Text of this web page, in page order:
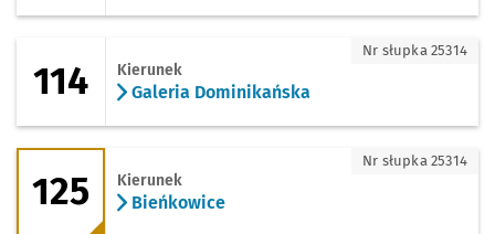
114 - kierunek Galeria Dominikańska
114 Kierunek
Galeria Dominikańska
Nr słupka 25314
125 - kierunek Bieńkowice
125 Kierunek
Bieńkowice
Nr słupka 25314